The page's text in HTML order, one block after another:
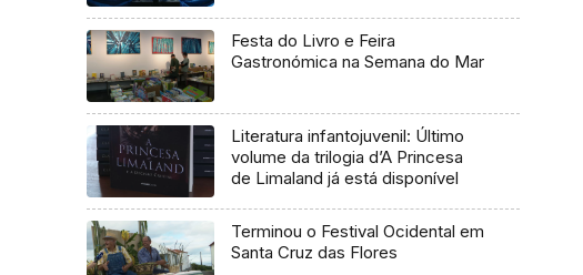
Festa do Livro e Feira
Gastronómica na Semana do Mar
Literatura infantojuvenil: Último
volume da trilogia d’A Princesa
de Limaland já está disponível
Terminou o Festival Ocidental em
Santa Cruz das Flores